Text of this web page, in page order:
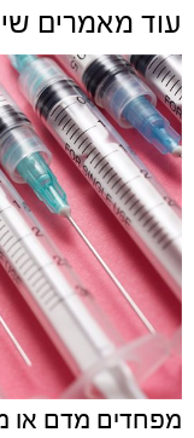
עוד מאמרים
מפחדים מדם או